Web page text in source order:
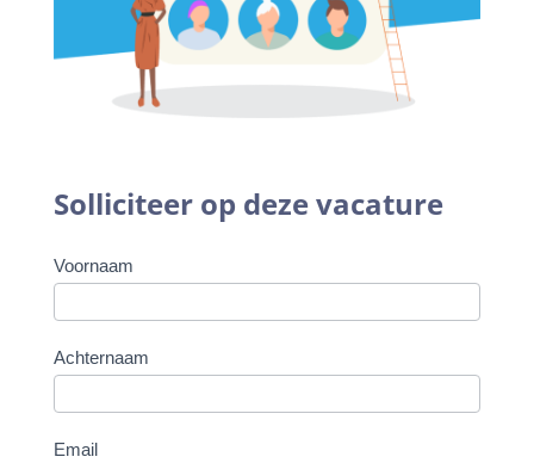
Solliciteer op deze vacature
Werken
bij
Voornaam
Achternaam
Email